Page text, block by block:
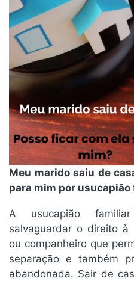
Meu marido saiu de
para mim por
A usucapião
salvaguardar o direito à
ou companheiro que
separação e também
abandonada. Sair de